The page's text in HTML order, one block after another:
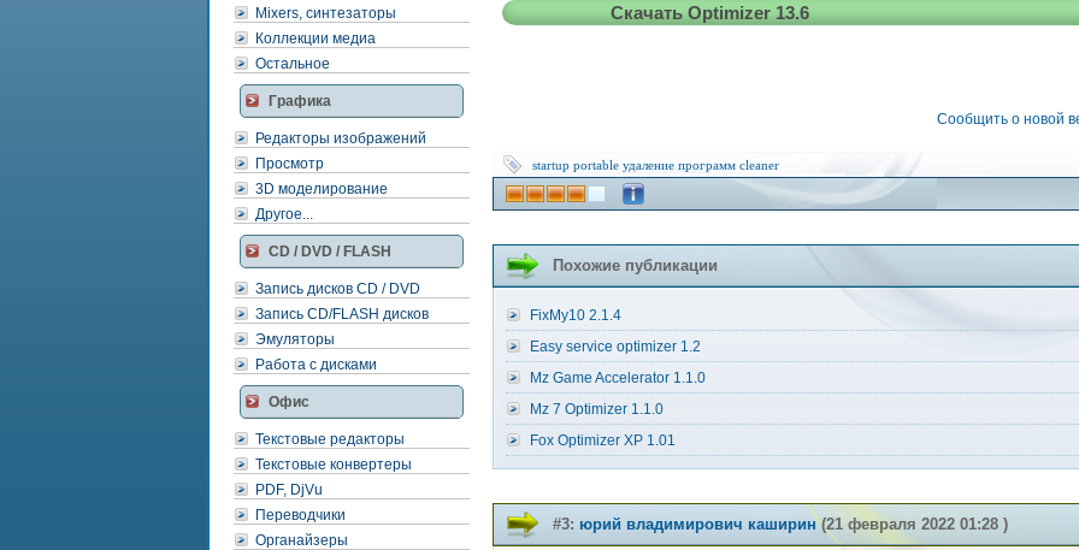
Mixers, синтезаторы
Коллекции медиа
Остальное
Графика
Редакторы изображений
Просмотр
3D моделирование
Другое...
CD / DVD / FLASH
Запись дисков CD / DVD
Запись CD/FLASH дисков
Эмуляторы
Работа с дисками
Офис
Текстовые редакторы
Текстовые конвертеры
PDF, DjVu
Переводчики
Органайзеры
Скачать Optimizer 13.6
Сообщить о новой
startup portable удаление программ cleaner
Похожие публикации
FixMy10 2.1.4
Easy service optimizer 1.2
Mz Game Accelerator 1.1.0
Mz 7 Optimizer 1.1.0
Fox Optimizer XP 1.01
#3: юрий владимирович каширин(21 февраля 2022 01:28 )